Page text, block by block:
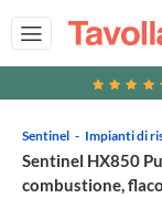
Sentinel Impianti di
Sentinel HX850
combustione,